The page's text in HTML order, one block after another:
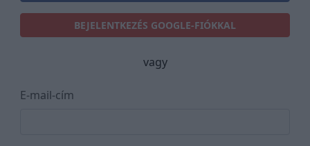
BEJELENTKEZÉS GOOGLE-FIÓKKAL
vagy
E-mail-cím